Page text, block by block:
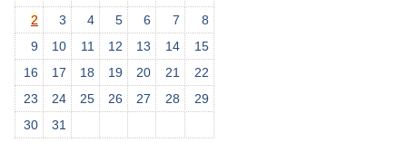
2
3 4 5 6 7
8
9
10 11 12 13 14
15
16
17 18 19 20 21
22
23
24 25 26 27 28
29
30
31